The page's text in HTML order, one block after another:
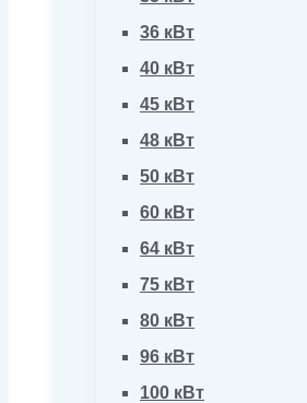
36 кВт
40 кВт
45 кВт
48 кВт
50 кВт
60 кВт
64 кВт
75 кВт
80 кВт
96 кВт
100 кВт